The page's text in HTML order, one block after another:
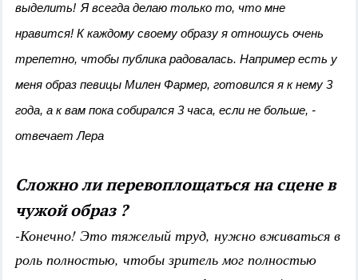
выделить! Я всегда делаю только то, что мне
нравится! К каждому своему образу я отношусь очень
трепетно, чтобы публика радовалась. Например есть у
меня образ певицы Милен Фармер, готовился я к нему 3
года, а к вам пока собирался 3 часа, если не больше, -
отвечает Лера
Сложно ли перевоплощаться на сцене в
чужой образ ?
-Конечно! Это тяжелый труд, нужно вживаться в
роль полностью, чтобы зритель мог полностью